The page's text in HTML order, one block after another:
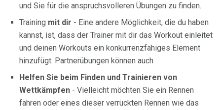
und Sie für die anspruchsvolleren Übungen zu finden.
Training mit dir - Eine andere Möglichkeit, die du haben
kannst, ist, dass der Trainer mit dir das Workout einleitet
und deinen Workouts ein konkurrenzfähiges Element
hinzufügt. Partnerübungen können auch
Helfen Sie beim Finden und Trainieren von
Wettkämpfen - Vielleicht möchten Sie ein Rennen
fahren oder eines dieser verrückten Rennen wie das